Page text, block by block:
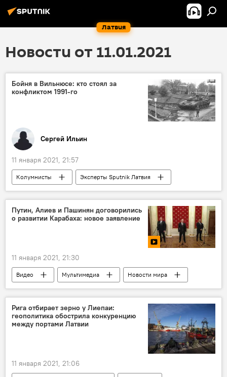
Латвия
Новости от 11.01.2021
Бойня в Вильнюсе: кто стоял за
конфликтом 1991-го
Сергей Ильин
11 января 2021, 21:57
Колумнисты
Эксперты Sputnik Латвия
Литва
СССР Вильнюс
Путин, Алиев и Пашинян договорились
о развитии Карабаха: новое заявление
11 января 2021, 21:30
Видео Мультимедиа
Новости мира
Владимир Путин
Ильхам Алиев
Никол Пашинян
политика
Россия
Армения
Азербайджан
Рига отбирает зерно у Лиепаи:
геополитика обострила конкуренцию
между портами Латвии
11 января 2021, 21:06